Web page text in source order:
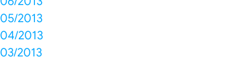
05/2013
04/2013
03/2013